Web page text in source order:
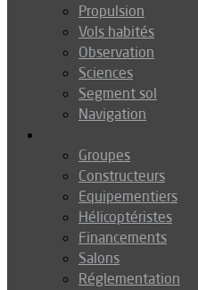
Propulsion
Vols habités
Observation
Sciences
Segment sol
Navigation
Groupes
Constructeurs
Equipementiers
Hélicoptéristes
Financements
Salons
Réglementation